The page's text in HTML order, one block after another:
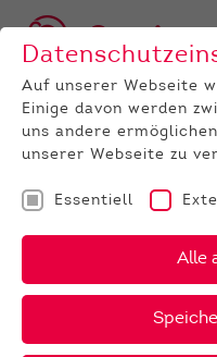
UNTERNEHMEN News
Holstein-
Auf unserer Webseite
Einige davon werden
uns andere
unserer Webseite zu
Essentiell
Alle